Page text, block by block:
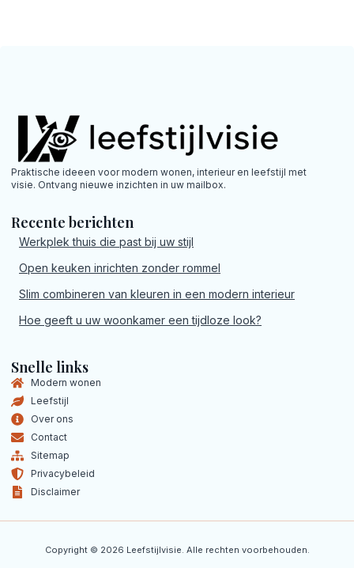
Praktische ideeen voor modern wonen, interieur en leefstijl met
visie. Ontvang nieuwe inzichten in uw mailbox.
Recente berichten
Werkplek thuis die past bij uw stijl
Open keuken inrichten zonder rommel
Slim combineren van kleuren in een modern interieur
Hoe geeft u uw woonkamer een tijdloze look?
Snelle links
Modern wonen
Leefstijl
Over ons
Contact
Sitemap
Privacybeleid
Disclaimer
Copyright © 2026 Leefstijlvisie. Alle rechten voorbehouden.